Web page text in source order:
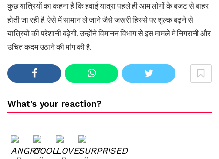
कुछ यात्रियों का कहना है कि हवाई यात्रा पहले ही आम लोगों के बजट से बाहर
होती जा रही है. ऐसे में सामान ले जाने जैसे जरूरी हिस्से पर शुल्क बढ़ने से
यात्रियों की परेशानी बढ़ेगी. उन्होंने विमानन विभाग से इस मामले में निगरानी और
उचित कदम उठाने की मांग की है.
What's your reaction?